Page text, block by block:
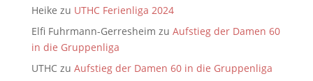
Heike zu UTHC Ferienliga 2024
Elfi Fuhrmann-Gerresheim zu Aufstieg der Damen 60
in die Gruppenliga
UTHCzu Aufstieg der Damen 60 in die Gruppenliga